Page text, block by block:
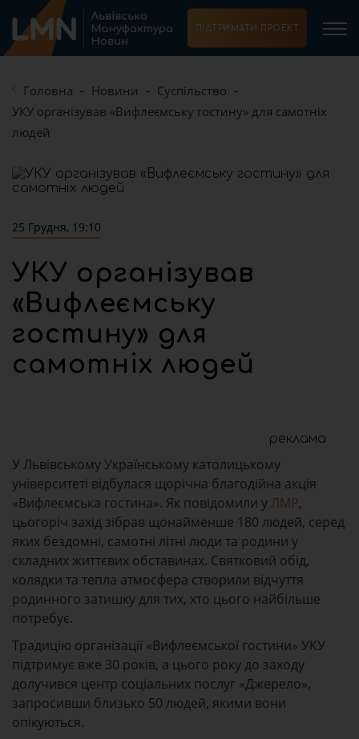
ПІДТРИМАТИ ПРОЕКТ
Головна Новини
Суспільство
УКУ організував «Вифлеємську гостину» для самотніх
людей
25 Грудня, 19:10
УКУ організував
«Вифлеємську
гостину» для
самотніх людей
реклама
У Львівському Українському католицькому
університеті відбулася щорічна благодійна акція
«Вифлеємська гостина». Як повідомили уЛМР,
цьогоріч захід зібрав щонайменше 180 людей, серед
яких бездомні, самотні літні люди та родини у
складних життєвих обставинах. Святковий обід,
колядки та тепла атмосфера створили відчуття
родинного затишку для тих, хто цього найбільше
потребує.
Традицію організації «Вифлеємської гостини» УКУ
підтримує вже 30 років, а цього року до заходу
долучився центр соціальних послуг «Джерело»,
запросивши близько 50 людей, якими вони
опікуються.